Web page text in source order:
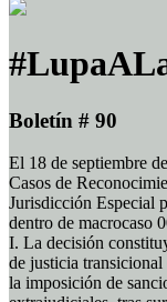
Boletín # 90
El 18 de septiembre
Casos de
Jurisdicción Especial
dentro de macrocaso
I. La decisión
de justicia
la imposición de